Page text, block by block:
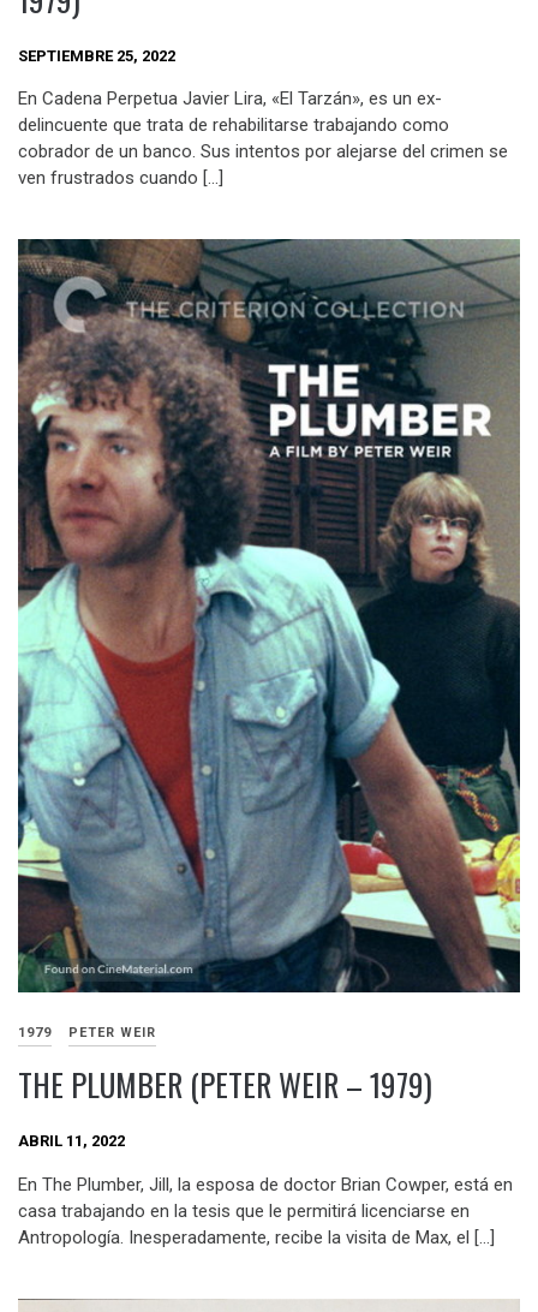
SEPTIEMBRE 25, 2022
En Cadena Perpetua Javier Lira, «El Tarzán», es un ex-
delincuente que trata de rehabilitarse trabajando como
cobrador de un banco. Sus intentos por alejarse del crimen se
ven frustrados cuando […]
1979 PETER WEIR
THE PLUMBER (PETER WEIR – 1979)
ABRIL 11, 2022
En The Plumber, Jill, la esposa de doctor Brian Cowper, está en
casa trabajando en la tesis que le permitirá licenciarse en
Antropología. Inesperadamente, recibe la visita de Max, el […]